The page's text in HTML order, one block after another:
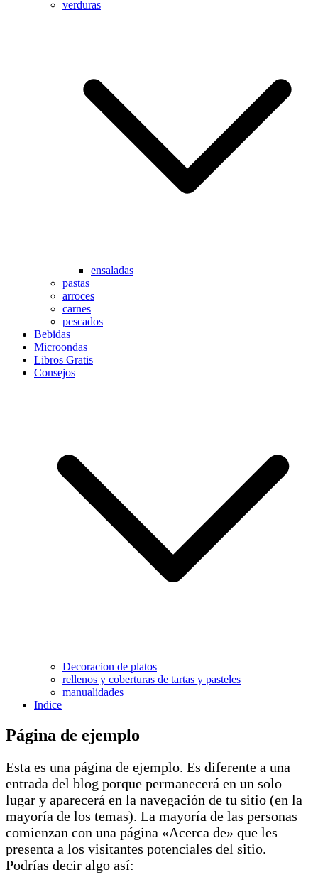
verduras
ensaladas
pastas
arroces
carnes
pescados
Bebidas
Microondas
Libros Gratis
Consejos
Decoracion de platos
rellenos y coberturas de tartas y pasteles
manualidades
Indice
Página de ejemplo
Esta es una página de ejemplo. Es diferente a una
entrada del blog porque permanecerá en un solo
lugar y aparecerá en la navegación de tu sitio (en la
mayoría de los temas). La mayoría de las personas
comienzan con una página «Acerca de» que les
presenta a los visitantes potenciales del sitio.
Podrías decir algo así: